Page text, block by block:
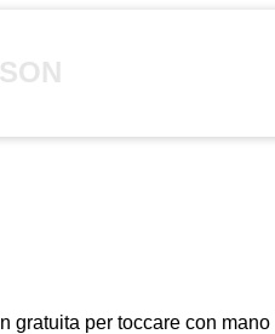
gratuita per toccare con